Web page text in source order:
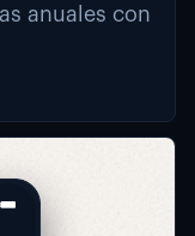
anuales con